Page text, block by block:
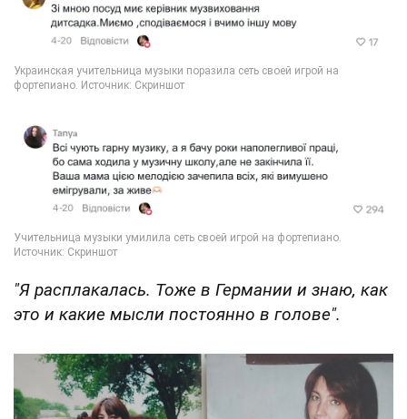
"Я расплакалась. Тоже в Германии и знаю, как
это и какие мысли постоянно в голове".